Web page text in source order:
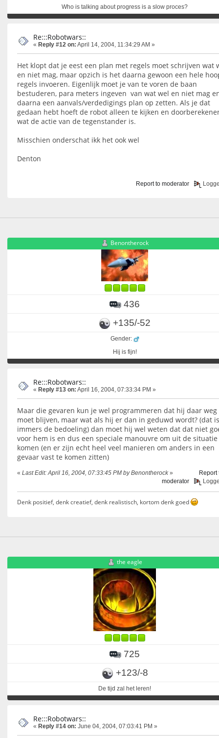
Who is talking about progress is a slow proces?
Re:::Robotwars::
« Reply #12 on: April 14, 2004, 11:34:29 AM »
Het klopt dat je eest een plan met regels moet schrijven wat
en niet mag, maar opzich is het daarna gewoon een hele
regels invoeren. Eigenlijk moet je van te voren de baan
bestuderen, para meters ingeven van wat wel en niet mag
daarna een aanvals/verdedigings plan op zetten. Als je dat
gedaan hebt hoeft de robot alleen te kijken en
wat de actie van de tegenstander is.
Misschien onderschat ikk het ook wel
Denton
Report to moderator
Benontherock
436
+135/-52
Gender:
Hij is fijn!
Re:::Robotwars::
« Reply #13 on: April 16, 2004, 07:33:34 PM »
Maar die gevaren kun je wel programmeren dat hij daar weg
moet blijven, maar wat als hij er dan in geduwd wordt? (dat is
immers de bedoeling) dan moet hij wel weten dat dat niet
voor hem is en dus een speciale manouvre om uit de
komen (en er zijn echt heel veel manieren om anders in een
gevaar vast te komen zitten)
« Last Edit: April 16, 2004, 07:33:45 PM by Benontherock »
Report
moderator
Denk positief, denk creatief, denk realistisch, kortom denk goed
the eagle
725
+123/-8
De tijd zal het leren!
Re:::Robotwars::
« Reply #14 on: June 04, 2004, 07:03:41 PM »